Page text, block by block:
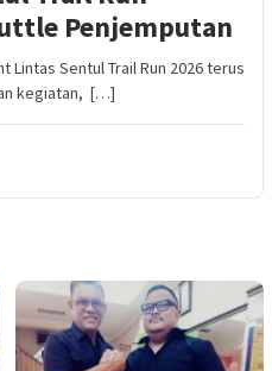
Penjemputan
Sentul Trail Run 2026 terus
kegiatan, […]